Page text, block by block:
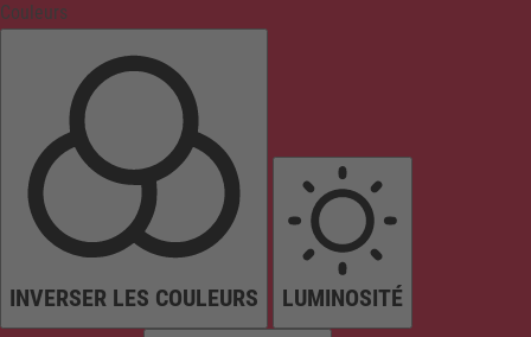
Couleurs
INVERSER LES COULEURS LUMINOSITÉ